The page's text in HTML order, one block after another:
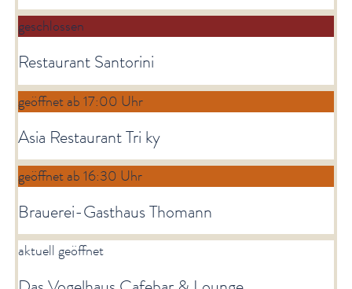
geschlossen
Restaurant Santorini
geöffnet ab 17:00 Uhr
Asia Restaurant Tri ky
geöffnet ab 16:30 Uhr
Brauerei-Gasthaus Thomann
aktuell geöffnet